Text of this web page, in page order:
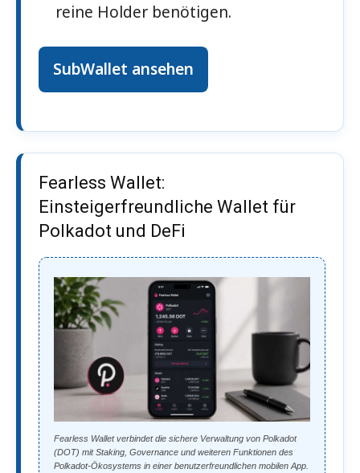
reine Holder benötigen.
SubWallet ansehen
Fearless Wallet:
Einsteigerfreundliche Wallet für
Polkadot und DeFi
Fearless Wallet verbindet die sichere Verwaltung von Polkadot
(DOT) mit Staking, Governance und weiteren Funktionen des
Polkadot-Ökosystems in einer benutzerfreundlichen mobilen App.